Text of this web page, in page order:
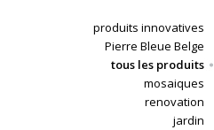
produits innovatives
Pierre Bleue Belge
tous les produits
mosaiques
renovation
jardin